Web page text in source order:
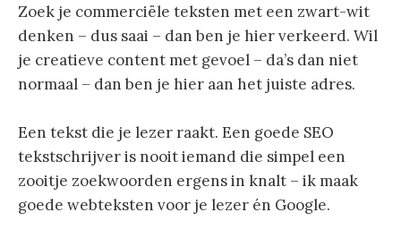
Zoek je commerciële teksten met een zwart-wit
denken – dus saai – dan ben je hier verkeerd. Wil
je creatieve content met gevoel – da’s dan niet
normaal – dan ben je hier aan het juiste adres.
Een tekst die je lezer raakt. Een goede SEO
tekstschrijver is nooit iemand die simpel een
zooitje zoekwoorden ergens in knalt – ik maak
goede webteksten voor je lezer én Google.